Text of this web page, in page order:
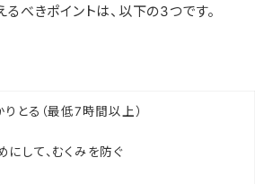
べきポイントは、以下の3つです。
りとる（最低7時間以上）
して、むくみを防ぐ